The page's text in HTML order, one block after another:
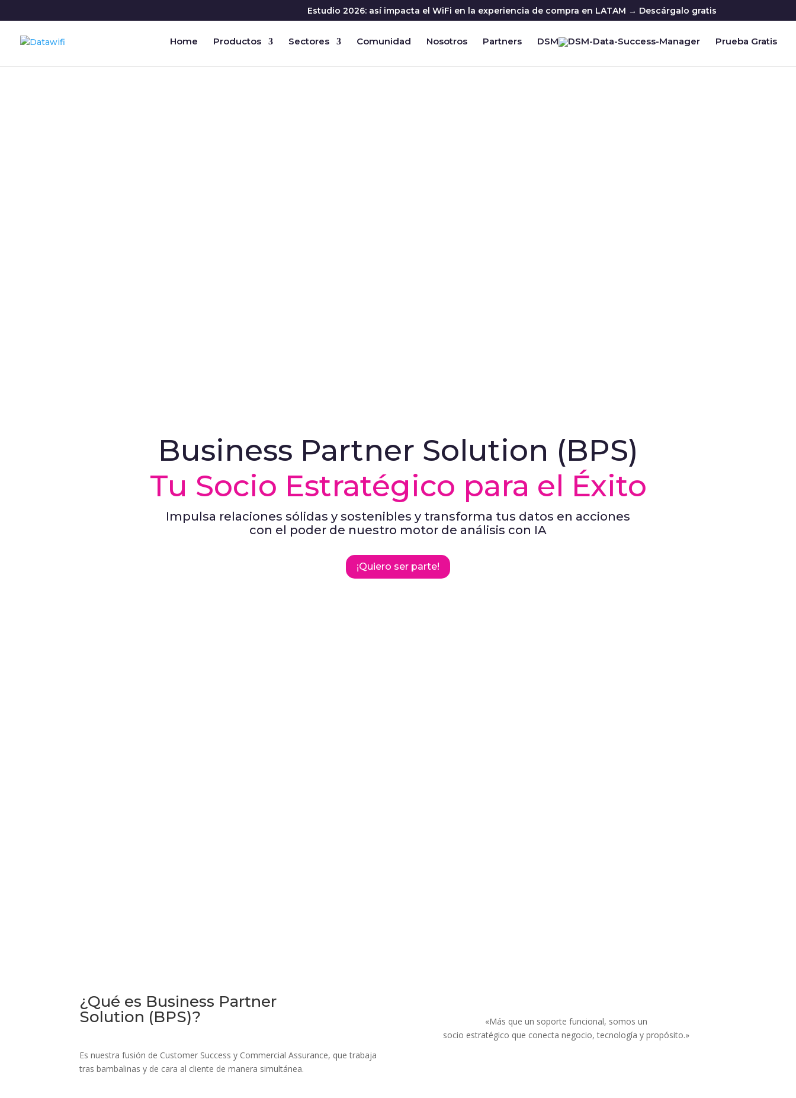
Estudio 2026: así impacta el WiFi en la experiencia de compra en LATAM → Descárgalo gratis
Home Productos Sectores Comunidad Nosotros Partners DSM Prueba Gratis
Business Partner Solution (BPS)
Tu Socio Estratégico para el Éxito
Impulsa relaciones sólidas y sostenibles y transforma tus datos en acciones
con el poder de nuestro motor de análisis con IA
¡Quiero ser parte!
¿Qué es Business Partner
Solution (BPS)?
Es nuestra fusión de Customer Success y Commercial Assurance, que trabaja
tras bambalinas y de cara al cliente de manera simultánea.
«Más que un soporte funcional, somos un
socio estratégico que conecta negocio, tecnología y propósito.»